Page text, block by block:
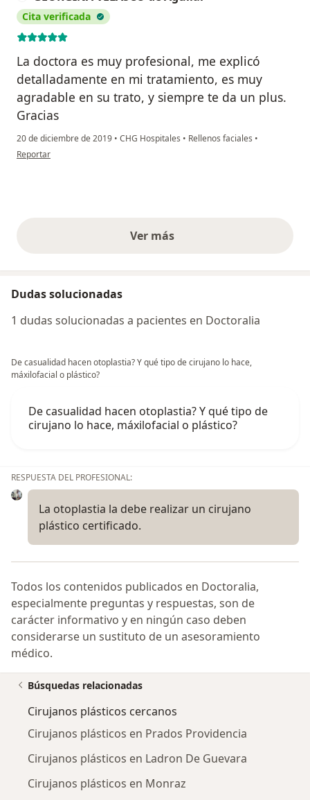
Cita verificada
La doctora es muy profesional, me explicó
detalladamente en mi tratamiento, es muy
agradable en su trato, y siempre te da un plus.
Gracias
20 de diciembre de 2019 • CHG Hospitales • Rellenos faciales •
en opinión del usuario GEORGINA VELASCO de Aguilar
Reportar
Ver másopiniones anteriores
Dudas solucionadas
1 dudas solucionadas a pacientes en Doctoralia
De casualidad hacen otoplastia? Y qué tipo de cirujano lo hace,
máxilofacial o plástico?
De casualidad hacen otoplastia? Y qué tipo de
cirujano lo hace, máxilofacial o plástico?
RESPUESTA DEL PROFESIONAL:
La otoplastia la debe realizar un cirujano
plástico certificado.
Todos los contenidos publicados en Doctoralia,
especialmente preguntas y respuestas, son de
carácter informativo y en ningún caso deben
considerarse un sustituto de un asesoramiento
médico.
Búsquedas relacionadas
Cirujanos plásticos cercanos
Cirujanos plásticos en Prados Providencia
Cirujanos plásticos en Ladron De Guevara
Cirujanos plásticos en Monraz